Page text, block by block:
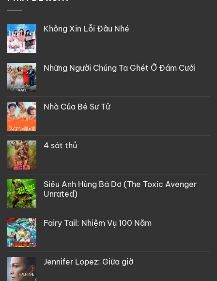
Không Xin Lỗi Đâu Nhé
Những Người Chúng Ta Ghét Ở Đám Cưới
Nhà Của Bé Sư Tử
4 sát thủ
Siêu Anh Hùng Bá Dơ (The Toxic Avenger
Unrated)
Fairy Tail: Nhiệm Vụ 100 Năm
Jennifer Lopez: Giữa giờ